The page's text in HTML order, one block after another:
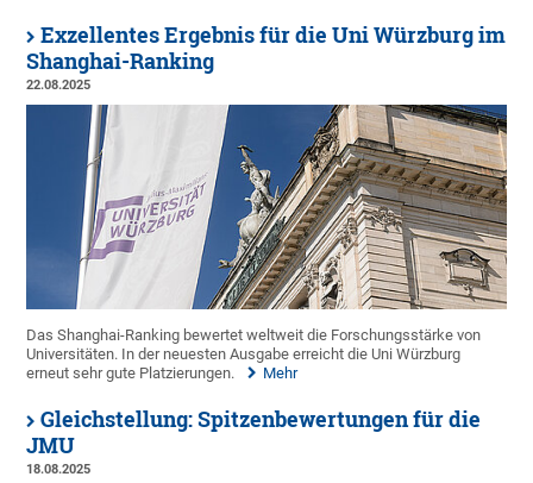
Exzellentes Ergebnis für die Uni Würzburg im
Shanghai-Ranking
22.08.2025
Das Shanghai-Ranking bewertet weltweit die Forschungsstärke von
Universitäten. In der neuesten Ausgabe erreicht die Uni Würzburg
erneut sehr gute Platzierungen.
Mehr
Gleichstellung: Spitzenbewertungen für die
JMU
18.08.2025